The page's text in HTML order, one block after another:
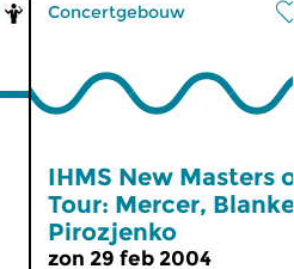
Concertgebouw
IHMS New Masters
Tour: Mercer,
Pirozjenko
zon 29 feb 2004